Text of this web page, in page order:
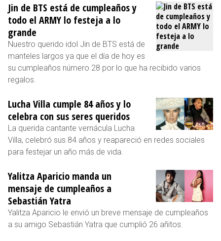
Jin de BTS está de cumpleaños y
todo el ARMY lo festeja a lo
grande
Nuestro querido idol Jin de BTS está de
manteles largos ya que el día de hoy es
su cumpleaños número 28 por lo que ha recibido varios
regalos.
Lucha Villa cumple 84 años y lo
celebra con sus seres queridos
La querida cantante vernácula Lucha
Villa, celebró sus 84 años y reapareció en redes sociales
para festejar un año más de vida.
Yalitza Aparicio manda un
mensaje de cumpleaños a
Sebastián Yatra
Yalitza Aparicio le envió un breve mensaje de cumpleaños
a su amigo Sebastián Yatra que cumplió 26 añitos.